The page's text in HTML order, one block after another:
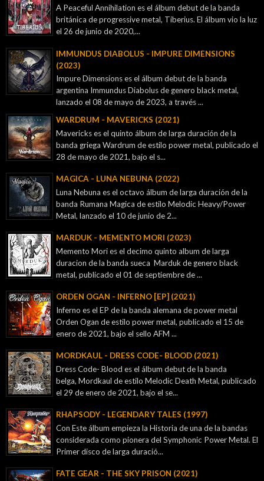
A Peaceful Annihilation es el álbum debut de la banda
británica de progressive metal, Tiberius. El álbum vio la luz
el 26 de junio de 2020,...
IMMUNDUS DIABOLUS - IMPURE DIMENSIONS
(2023)
Impure Dimensions es el álbum debut de la banda
argentina Immundus Diabolus de genero black metal,
lanzado el 08 de mayo de 2023, a través ...
WARDRUM - MAVERICKS (2021)
Mavericks es el quinto álbum de larga duración de la
banda griega Wardrum de estilo power metal, publicado el
28 de mayo de 2021, bajo el s...
MAGICA - LUNA NEBUNA (2022)
Luna Nebuna es el octavo álbum de larga duración de la
banda Rumana Magica de estilo Melodic Heavy/Power
Metal, lanzado el 10 de junio de 2...
MARDUK - MEMENTO MORI (2023)
Memento Mori es el decimo quinto album de larga
duracion de la banda sueca Marduk de genero black
metal, publicado el 01 de septiembre de ...
ORDEN OGAN - INFERNO [EP] (2021)
Inferno es el EP de la banda alemana de power metal
Orden Ogan de estilo power metal, publicado el 15 de
enero de 2021, bajo el sello AFM ...
MORDKAUL - DRESS CODE- BLOOD (2021)
Dress Code- Blood es el álbum debut de la banda
belga, Mordkaul de estilo Melodic Death Metal, publicado
el 29 de enero de 2021, bajo el se...
RHAPSODY - LEGENDARY TALES (1997)
Con Este álbum empieza la Historia de una de la bandas
considerada como pionera del Symphonic Power Metal. El
Primer disco de larga duració...
FATE GEAR - THE SKY PRISON (2021)